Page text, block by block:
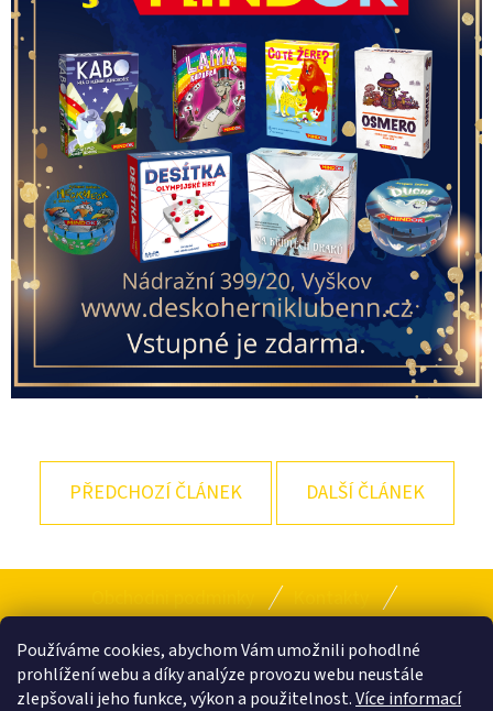
Používáme cookies, abychom Vám umožnili pohodlné
prohlížení webu a díky analýze provozu webu neustále
zlepšovali jeho funkce, výkon a použitelnost.Více informací
PŘEDCHOZÍ ČLÁNEK DALŠÍ ČLÁNEK
?
HLEDAT
Á
P
Obchodni podminky
Kontakty